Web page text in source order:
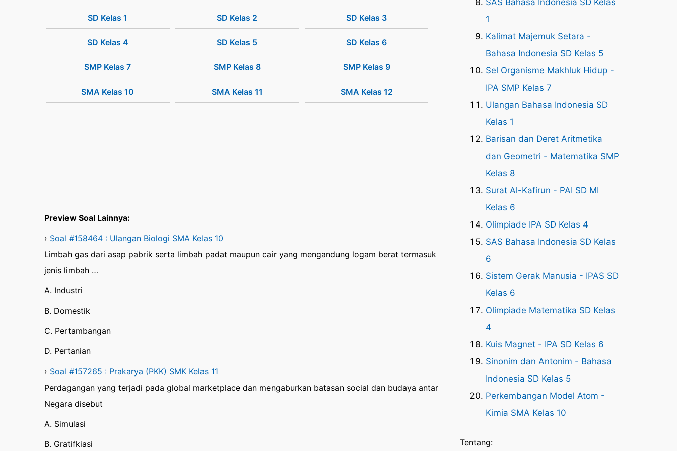
SD Kelas 1 SD Kelas 2 SD Kelas 3
SD Kelas 4 SD Kelas 5 SD Kelas 6
SMP Kelas 7 SMP Kelas 8 SMP Kelas 9
SMA Kelas 10 SMA Kelas 11 SMA Kelas 12
Preview Soal Lainnya:
› Soal #158464 : Ulangan Biologi SMA Kelas 10
Limbah gas dari asap pabrik serta limbah padat maupun cair yang mengandung logam berat termasuk
jenis limbah …
A. Industri
B. Domestik
C. Pertambangan
D. Pertanian
› Soal #157265 : Prakarya (PKK) SMK Kelas 11
Perdagangan yang terjadi pada global marketplace dan mengaburkan batasan social dan budaya antar
Negara disebut
A. Simulasi
B. Gratifkiasi
SAS Bahasa Indonesia SD Kelas
1
Kalimat Majemuk Setara -
Bahasa Indonesia SD Kelas 5
Sel Organisme Makhluk Hidup -
IPA SMP Kelas 7
Ulangan Bahasa Indonesia SD
Kelas 1
Barisan dan Deret Aritmetika
dan Geometri - Matematika SMP
Kelas 8
Surat Al-Kafirun - PAI SD MI
Kelas 6
Olimpiade IPA SD Kelas 4
SAS Bahasa Indonesia SD Kelas
6
Sistem Gerak Manusia - IPAS SD
Kelas 6
Olimpiade Matematika SD Kelas
4
Kuis Magnet - IPA SD Kelas 6
Sinonim dan Antonim - Bahasa
Indonesia SD Kelas 5
Perkembangan Model Atom -
Kimia SMA Kelas 10
Tentang: